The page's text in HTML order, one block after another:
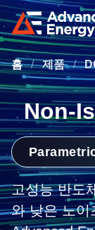
홈 / 제품 /
Non-
고성능 반도
와 낮은 노이